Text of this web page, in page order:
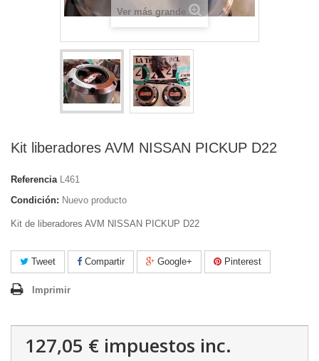
Ver más grande
Kit liberadores AVM NISSAN PICKUP D22
Referencia L461
Condición: Nuevo producto
Kit de liberadores AVM NISSAN PICKUP D22
Tweet Compartir Google+ Pinterest
Imprimir
127,05 € impuestos inc.